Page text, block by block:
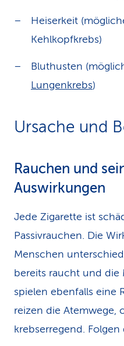
Heiserkeit
Kehlkopfkrebs)
Bluthusten
Lungenkrebs)
Ursache und
Rauchen und
Auswirkungen
Jede Zigarette ist
Passivrauchen. Die
Menschen
bereits raucht und die
spielen ebenfalls eine
reizen die Atemwege,
krebserregend.